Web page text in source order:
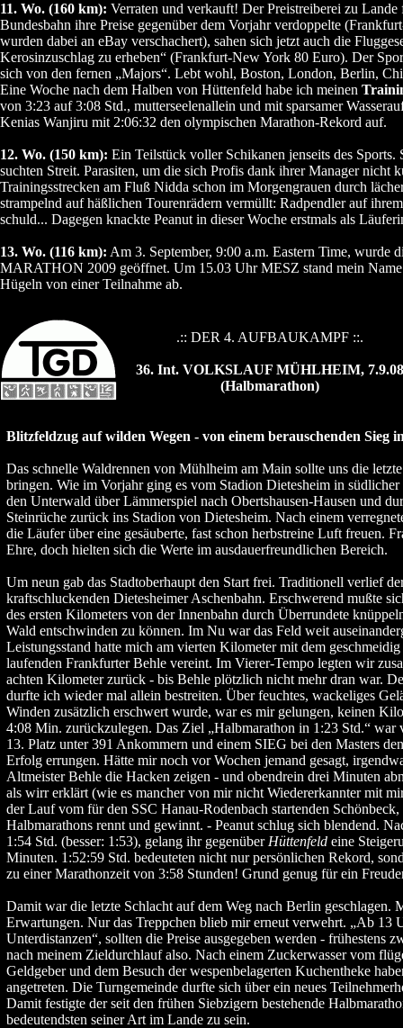
11. Wo. (160 km): Verraten und verkauft! Der Preistreiberei zu
Bundesbahn ihre Preise gegenüber dem Vorjahr verdoppelte
wurden dabei an eBay verschachert), sahen sich jetzt auch die
Kerosinzuschlag zu erheben“ (Frankfurt-New York 80 Euro). Der
sich von den fernen „Majors“. Lebt wohl, Boston, London, Berlin,
Eine Woche nach dem Halben von Hüttenfeld habe ich meinen
von 3:23 auf 3:08 Std., mutterseelenallein und mit sparsamer
Kenias Wanjiru mit 2:06:32 den olympischen Marathon-Rekord auf.
12. Wo. (150 km): Ein Teilstück voller Schikanen jenseits des
suchten Streit. Parasiten, um die sich Profis dank ihrer Manager nicht
Trainingsstrecken am Fluß Nidda schon im Morgengrauen durch
strampelnd auf häßlichen Tourenrädern vermüllt: Radpendler auf
schuld... Dagegen knackte Peanut in dieser Woche erstmals als
13. Wo. (116 km): Am 3. September, 9:00 a.m. Eastern Time,
MARATHON 2009 geöffnet. Um 15.03 Uhr MESZ stand mein Name
Hügeln von einer Teilnahme ab.
.:: DER 4. AUFBAUKAMPF ::.
36. Int. VOLKSLAUF MÜHLHEIM, 7.9.08
(Halbmarathon)
Blitzfeldzug auf wilden Wegen - von einem berauschenden Sieg
Das schnelle Waldrennen von Mühlheim am Main sollte uns die
bringen. Wie im Vorjahr ging es vom Stadion Dietesheim in
den Unterwald über Lämmerspiel nach Obertshausen-Hausen und
Steinrüche zurück ins Stadion von Dietesheim. Nach einem
die Läufer über eine gesäuberte, fast schon herbstreine Luft freuen.
Ehre, doch hielten sich die Werte im ausdauerfreundlichen Bereich.
Um neun gab das Stadtoberhaupt den Start frei. Traditionell verlief
kraftschluckenden Dietesheimer Aschenbahn. Erschwerend mußte
des ersten Kilometers von der Innenbahn durch Überrundete
Wald entschwinden zu können. Im Nu war das Feld weit
Leistungsstand hatte mich am vierten Kilometer mit dem
laufenden Frankfurter Behle vereint. Im Vierer-Tempo legten wir
achten Kilometer zurück - bis Behle plötzlich nicht mehr dran war.
durfte ich wieder mal allein bestreiten. Über feuchtes, wackeliges
Winden zusätzlich erschwert wurde, war es mir gelungen, keinen
4:08 Min. zurückzulegen. Das Ziel „Halbmarathon in 1:23 Std.“ war
13. Platz unter 391 Ankommern und einem SIEG bei den Masters
Erfolg errungen. Hätte mir noch vor Wochen jemand gesagt,
Altmeister Behle die Hacken zeigen - und obendrein drei Minuten
als wirr erklärt (wie es mancher von mir nicht Wiedererkannter mit
der Lauf vom für den SSC Hanau-Rodenbach startenden
Halbmarathons rennt und gewinnt. - Peanut schlug sich blendend.
1:54 Std. (besser: 1:53), gelang ihr gegenüber Hüttenfeld eine
Minuten. 1:52:59 Std. bedeuteten nicht nur persönlichen Rekord,
zu einer Marathonzeit von 3:58 Stunden! Grund genug für ein
Damit war die letzte Schlacht auf dem Weg nach Berlin geschlagen.
Erwartungen. Nur das Treppchen blieb mir erneut verwehrt. „Ab 13
Unterdistanzen“, sollten die Preise ausgegeben werden - frühestens
nach meinem Zieldurchlauf also. Nach einem Zuckerwasser vom
Geldgeber und dem Besuch der wespenbelagerten Kuchentheke
angetreten. Die Turngemeinde durfte sich über ein neues
Damit festigte der seit den frühen Siebzigern bestehende
bedeutendsten seiner Art im Lande zu sein.